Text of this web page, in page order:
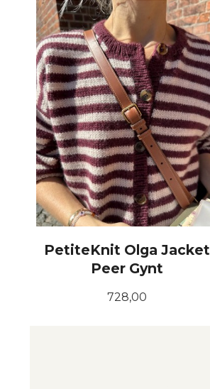
LES MER
PetiteKnit Olga Jacket
Peer Gynt
Pris
728,00